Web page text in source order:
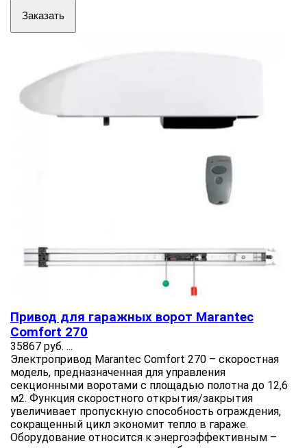
Заказать
Привод для гаражных ворот Marantec
Comfort 270
35867 руб. ...
Электропривод Marantec Comfort 270 – скоростная
модель, предназначенная для управления
секционными воротами с площадью полотна до 12,6
м2. Функция скоростного открытия/закрытия
увеличивает пропускную способность ограждения,
сокращенный цикл экономит тепло в гараже.
Оборудование относится к энергоэффективным –